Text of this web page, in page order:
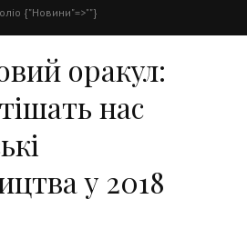
{"Новини"=>""}
оракул:
нас
у 2018